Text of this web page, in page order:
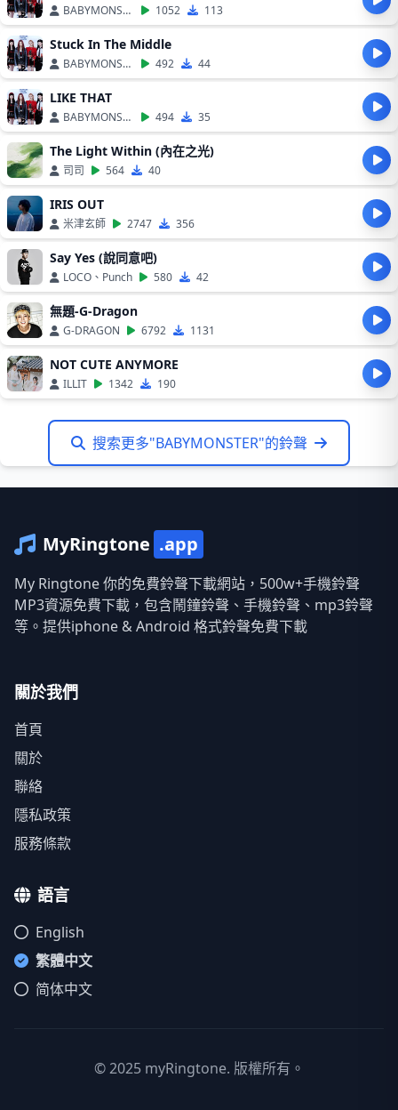
BABYMONSTER 1052 113
Stuck In The Middle
BABYMONSTER 492 44
LIKE THAT
BABYMONSTER 494 35
The Light Within (內在之光)
司司 564 40
IRIS OUT
米津玄師 2747 356
Say Yes (說同意吧)
LOCO、Punch 580 42
無題-G-Dragon
G-DRAGON 6792 1131
NOT CUTE ANYMORE
ILLIT 1342 190
搜索更多"BABYMONSTER"的鈴聲
MyRingtone .app
My Ringtone 你的免費鈴聲下載網站，500w+手機鈴聲
MP3資源免費下載，包含鬧鐘鈴聲、手機鈴聲、mp3鈴聲
等。提供iphone & Android 格式鈴聲免費下載
關於我們
首頁
關於
聯絡
隱私政策
服務條款
語言
English
繁體中文
简体中文
© 2025 myRingtone. 版權所有。